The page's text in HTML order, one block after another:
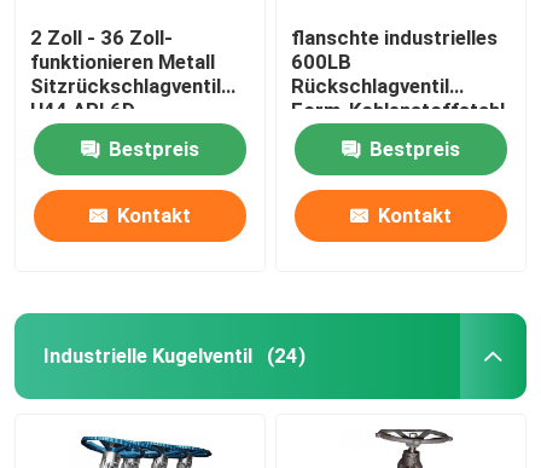
2 Zoll - 36 Zoll-
funktionieren Metall
Sitzrückschlagventil
H44 API 6D
automatisch
Bestpreis
Kontakt
flanschte industrielles
600LB
Rückschlagventil
Form-Kohlenstoffstahl
HF H44 30 Zoll
Bestpreis
Kontakt
Industrielle Kugelventil (24)